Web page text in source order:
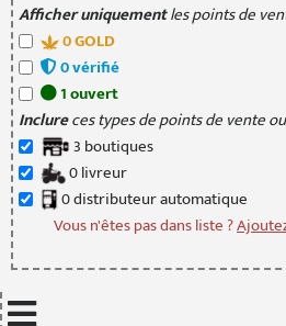
Afficher uniquementles points de
0GOLD
0vérifié
1ouvert
Inclureces types de points de vente
3 boutiques
0livreur
0distributeurautomatique
Vous n'êtes pas dans liste ?